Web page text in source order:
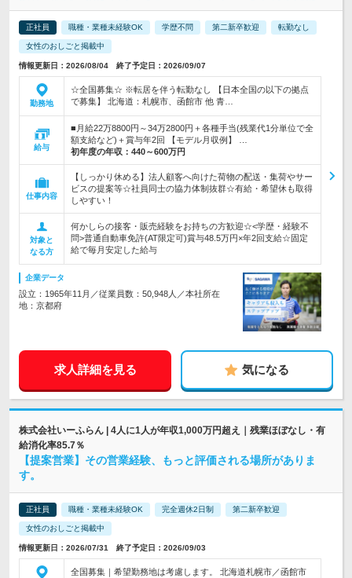
正社員 職種・業種未経験OK 学歴不問 第二新卒歓迎 転勤なし
女性のおしごと掲載中
情報更新日：2026/08/04 終了予定日：2026/09/07
勤務地
☆全国募集☆ ※転居を伴う転勤なし 【日本全国の以下の拠点
で募集】 北海道：札幌市、函館市 他 青…
給与
■月給22万8800円～34万2800円＋各種手当(残業代1分単位で全
額支給など)＋賞与年2回 【モデル月収例】 …
初年度の年収： 440～600万円
仕事内容
【しっかり休める】法人顧客へ向けた荷物の配送・集荷やサー
ビスの提案等☆社員同士の協力体制抜群☆有給・希望休も取得
しやすい！
対象と
なる方
何かしらの接客・販売経験をお持ちの方歓迎☆<学歴・経験不
問>普通自動車免許(AT限定可)賞与48.5万円×年2回支給☆固定
給で毎月安定した給与
企業データ
設立：1965年11月／従業員数：50,948人／本社所在
地：京都府
求人詳細を見る 気になる
株式会社いーふらん | 4人に1人が年収1,000万円超え｜残業ほぼなし・有
給消化率85.7％
【提案営業】その営業経験、もっと評価される場所がありま
す。
正社員 職種・業種未経験OK 完全週休2日制 第二新卒歓迎
女性のおしごと掲載中
情報更新日：2026/07/31 終了予定日：2026/09/03
全国募集｜希望勤務地は考慮します。 北海道札幌市／函館市